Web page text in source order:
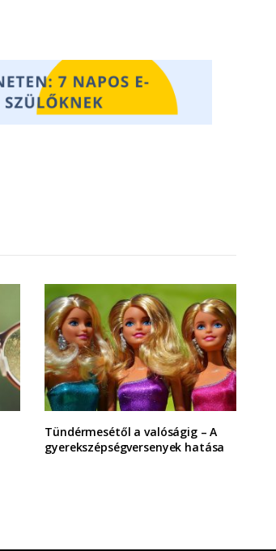
Tündérmesétől a valóságig – A
gyerekszépségversenyek hatása